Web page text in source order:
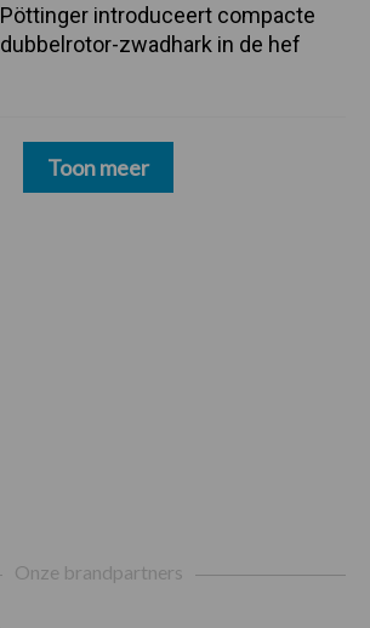
Pöttinger introduceert compacte
dubbelrotor-zwadhark in de hef
Toon meer
Onze brandpartners